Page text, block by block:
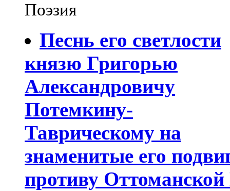
Поэзия
Песнь его светлости
князю Григорью
Александровичу
Потемкину-
Таврическому на
знаменитые его
противу